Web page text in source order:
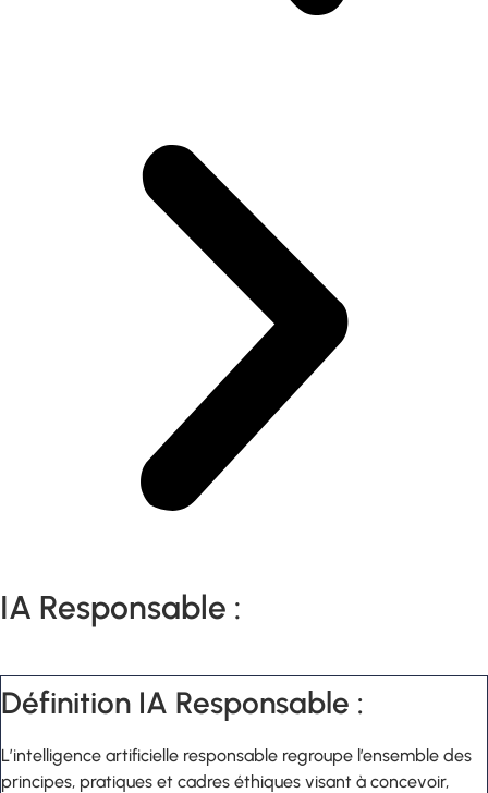
IA Responsable :
Définition IA Responsable :
L’intelligence artificielle responsable regroupe l’ensemble des
principes, pratiques et cadres éthiques visant à concevoir,